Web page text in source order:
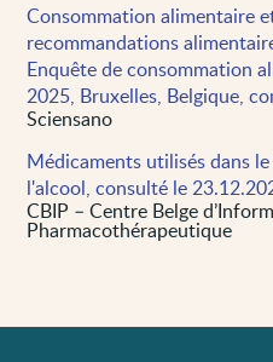
Consommation alimentaire
recommandations
Enquête de consommation
2025, Bruxelles, Belgique,
Sciensano
Médicaments utilisés dans
l'alcool, consulté le
CBIP – Centre Belge
Pharmacothérapeutique